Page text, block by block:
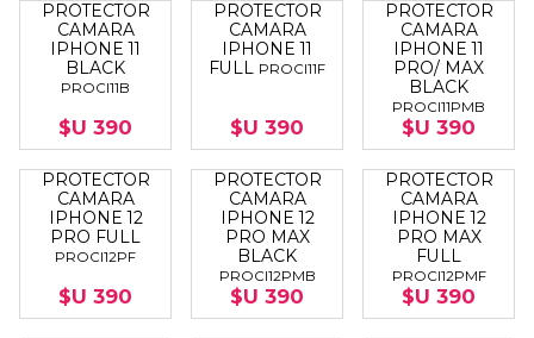
PROTECTOR
CAMARA
IPHONE 11
BLACK
PROCI11B
$U 390
PROTECTOR
CAMARA
IPHONE 11
FULL PROCI11F
$U 390
PROTECTOR
CAMARA
IPHONE 11
PRO/ MAX
BLACK
PROCI11PMB
$U 390
PROTECTOR
CAMARA
IPHONE 12
PRO FULL
PROCI12PF
$U 390
PROTECTOR
CAMARA
IPHONE 12
PRO MAX
BLACK
PROCI12PMB
$U 390
PROTECTOR
CAMARA
IPHONE 12
PRO MAX
FULL
PROCI12PMF
$U 390